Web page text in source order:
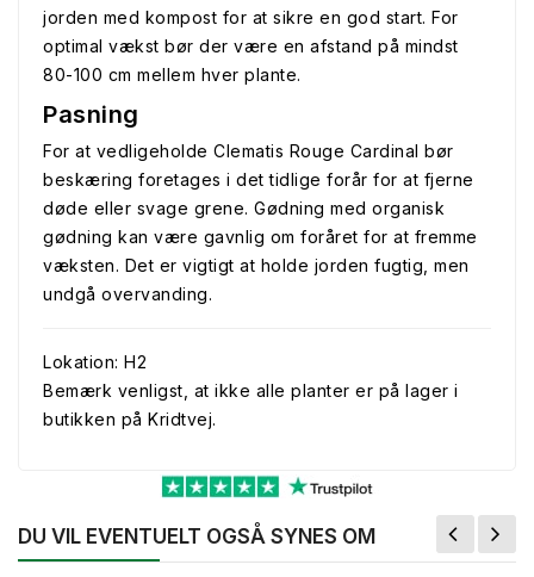
jorden med kompost for at sikre en god start. For
optimal vækst bør der være en afstand på mindst
80-100 cm mellem hver plante.
Pasning
For at vedligeholde Clematis Rouge Cardinal bør
beskæring foretages i det tidlige forår for at fjerne
døde eller svage grene. Gødning med organisk
gødning kan være gavnlig om foråret for at fremme
væksten. Det er vigtigt at holde jorden fugtig, men
undgå overvanding.
Lokation: H2
Bemærk venligst, at ikke alle planter er på lager i
butikken på Kridtvej.
DU VIL EVENTUELT OGSÅ SYNES OM